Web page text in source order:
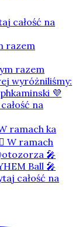
razem
ramach ka